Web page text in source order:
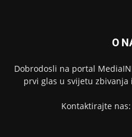
O
Dobrodosli na portal
prvi glas u svijetu
Kontaktirajte nas: